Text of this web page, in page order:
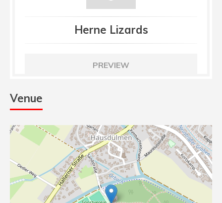
Herne Lizards
PREVIEW
Venue